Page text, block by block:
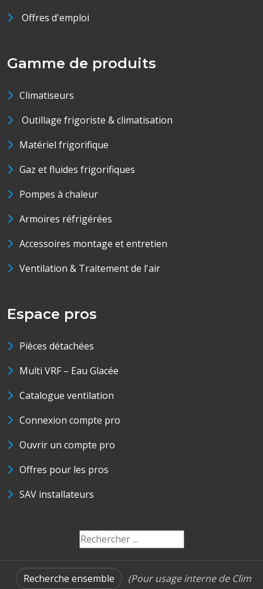
Offres d'emploi
Gamme de produits
Climatiseurs
Outillage frigoriste & climatisation
Matériel frigorifique
Gaz et fluides frigorifiques
Pompes à chaleur
Armoires réfrigérées
Accessoires montage et entretien
Ventilation & Traitement de l'air
Espace pros
Pièces détachées
Multi VRF – Eau Glacée
Catalogue ventilation
Connexion compte pro
Ouvrir un compte pro
Offres pour les pros
SAV installateurs
Recherche ensemble (Pour usage interne de Clim